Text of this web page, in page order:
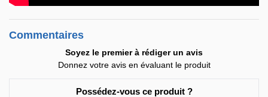
Commentaires
Soyez le premier à rédiger un avis
Donnez votre avis en évaluant le produit
Possédez-vous ce produit ?